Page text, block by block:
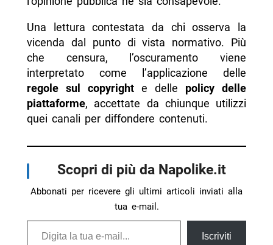
Una lettura contestata da chi osserva la
vicenda dal punto di vista normativo. Più
che censura, l’oscuramento viene
interpretato come l’applicazione delle
regole sul copyrighte delle policy delle
piattaforme, accettate da chiunque utilizzi
quei canali per diffondere contenuti.
Scopri di più da Napolike.it
Abbonati per ricevere gli ultimi articoli inviati alla
tua e-mail.
Digita la tua e-mail...
Iscriviti